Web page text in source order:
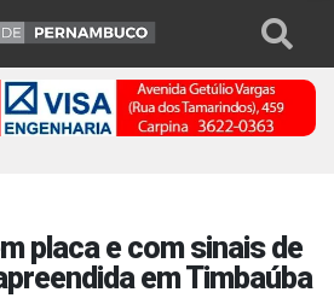
placa e com sinais de
em Timbaúba